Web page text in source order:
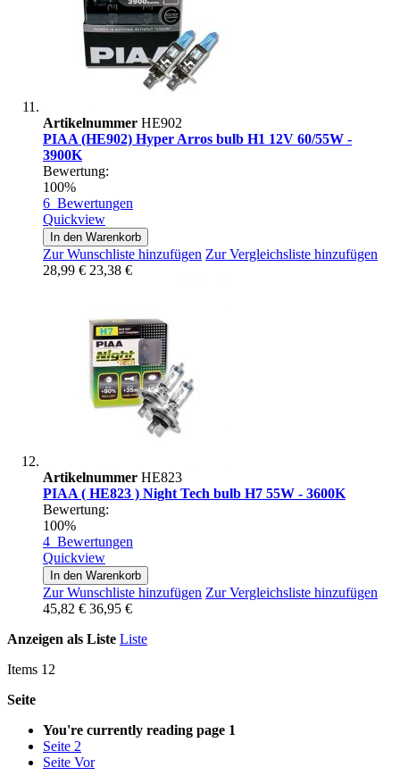
Artikelnummer HE902
PIAA (HE902) Hyper Arros bulb H1 12V 60/55W -
3900K
Bewertung:
100%
6 Bewertungen
Quickview
In den Warenkorb
Zur Wunschliste hinzufügen Zur Vergleichsliste hinzufügen
28,99 € 23,38 €
Artikelnummer HE823
PIAA ( HE823 ) Night Tech bulb H7 55W - 3600K
Bewertung:
100%
4 Bewertungen
Quickview
In den Warenkorb
Zur Wunschliste hinzufügen Zur Vergleichsliste hinzufügen
45,82 € 36,95 €
Anzeigen als Liste Liste
Items 12
Seite
You're currently reading page 1
Seite 2
Seite Vor